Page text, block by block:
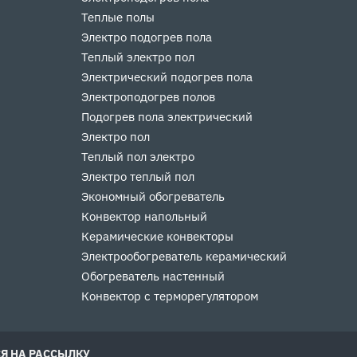
Теплые полы
Электро подогрев пола
Теплый электро пол
Электрический подогрев пола
Электроподогрев полов
Подогрев пола электрический
Электро пол
Теплый пол электро
Электро теплый пол
Экономный обогреватель
Конвектор напольный
Керамические конвекторы
Электрообогреватель керамический
Обогреватель настенный
Конвектор с терморегулятором
НА РАССЫЛКУ